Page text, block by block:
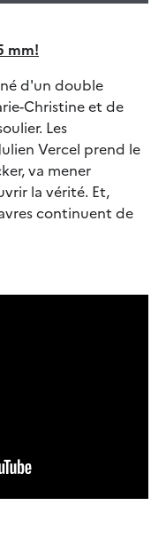
mm!
d'un double
Christine et de
Les
Vercel prend le
va mener
la vérité. Et,
continuent de